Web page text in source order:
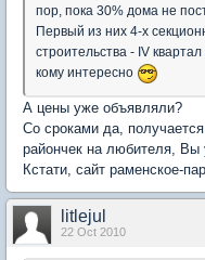
пор, пока 30% дома не
Первый из них 4-х
строительства - IV
кому интересно
А цены уже объявляли?
Со сроками да,
райончек на любителя, Вы
Кстати, сайт раменское-
litlejul
22 Oct 2010